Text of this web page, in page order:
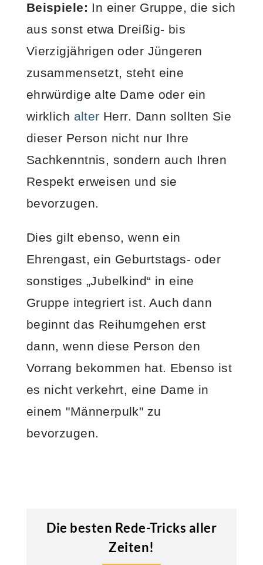
Beispiele: In einer Gruppe, die sich
aus sonst etwa Dreißig- bis
Vierzigjährigen oder Jüngeren
zusammensetzt, steht eine
ehrwürdige alte Dame oder ein
wirklich alter Herr. Dann sollten Sie
dieser Person nicht nur Ihre
Sachkenntnis, sondern auch Ihren
Respekt erweisen und sie
bevorzugen.
Dies gilt ebenso, wenn ein
Ehrengast, ein Geburtstags- oder
sonstiges „Jubelkind“ in eine
Gruppe integriert ist. Auch dann
beginnt das Reihumgehen erst
dann, wenn diese Person den
Vorrang bekommen hat. Ebenso ist
es nicht verkehrt, eine Dame in
einem "Männerpulk" zu
bevorzugen.